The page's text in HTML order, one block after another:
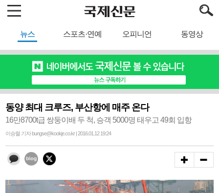
뉴스 스포츠·연예 오피니언 동영상
동양 최대 크루즈, 부산항에 매주 온다
16만8700t급 쌍둥이배 두 척, 승객 5000명 태우고 49회 입항
이승렬 기자 bungse@kookje.co.kr | 2016.01.12 19:24